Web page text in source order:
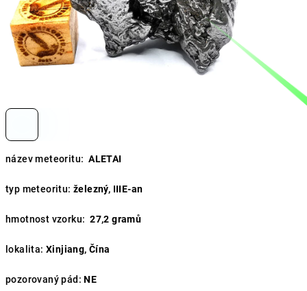
název meteoritu: ALETAI
typ meteoritu: železný, IIIE-an
hmotnost vzorku: 27,2 gramů
lokalita: Xinjiang, Čína
pozorovaný pád: NE